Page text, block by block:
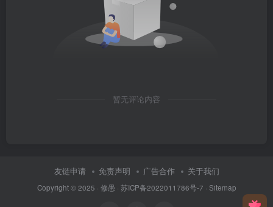
暂无评论内容
友链申请 免责声明 广告合作 关于我们
Copyright © 2025 · 修愚 · 苏ICP备2022011786号-7 · Sitemap